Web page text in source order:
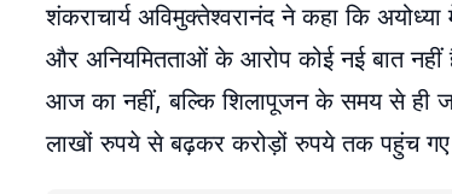
शंकराचार्य अविमुक्तेश्वरानंद ने कहा कि
और अनियमितताओं के आरोप कोई नई बात नहीं
आज का नहीं, बल्कि शिलापूजन के समय से ही
लाखों रुपये से बढ़कर करोड़ों रुपये तक पहुंच गए।